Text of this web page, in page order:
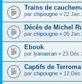
Trains de
par chipougne » 22 Jan
Décès de Michel
par chipougne » 05 Jan
Ebook
par lyanaeran » 23 Déc
Captifs de
par chipougne » 12 Déc